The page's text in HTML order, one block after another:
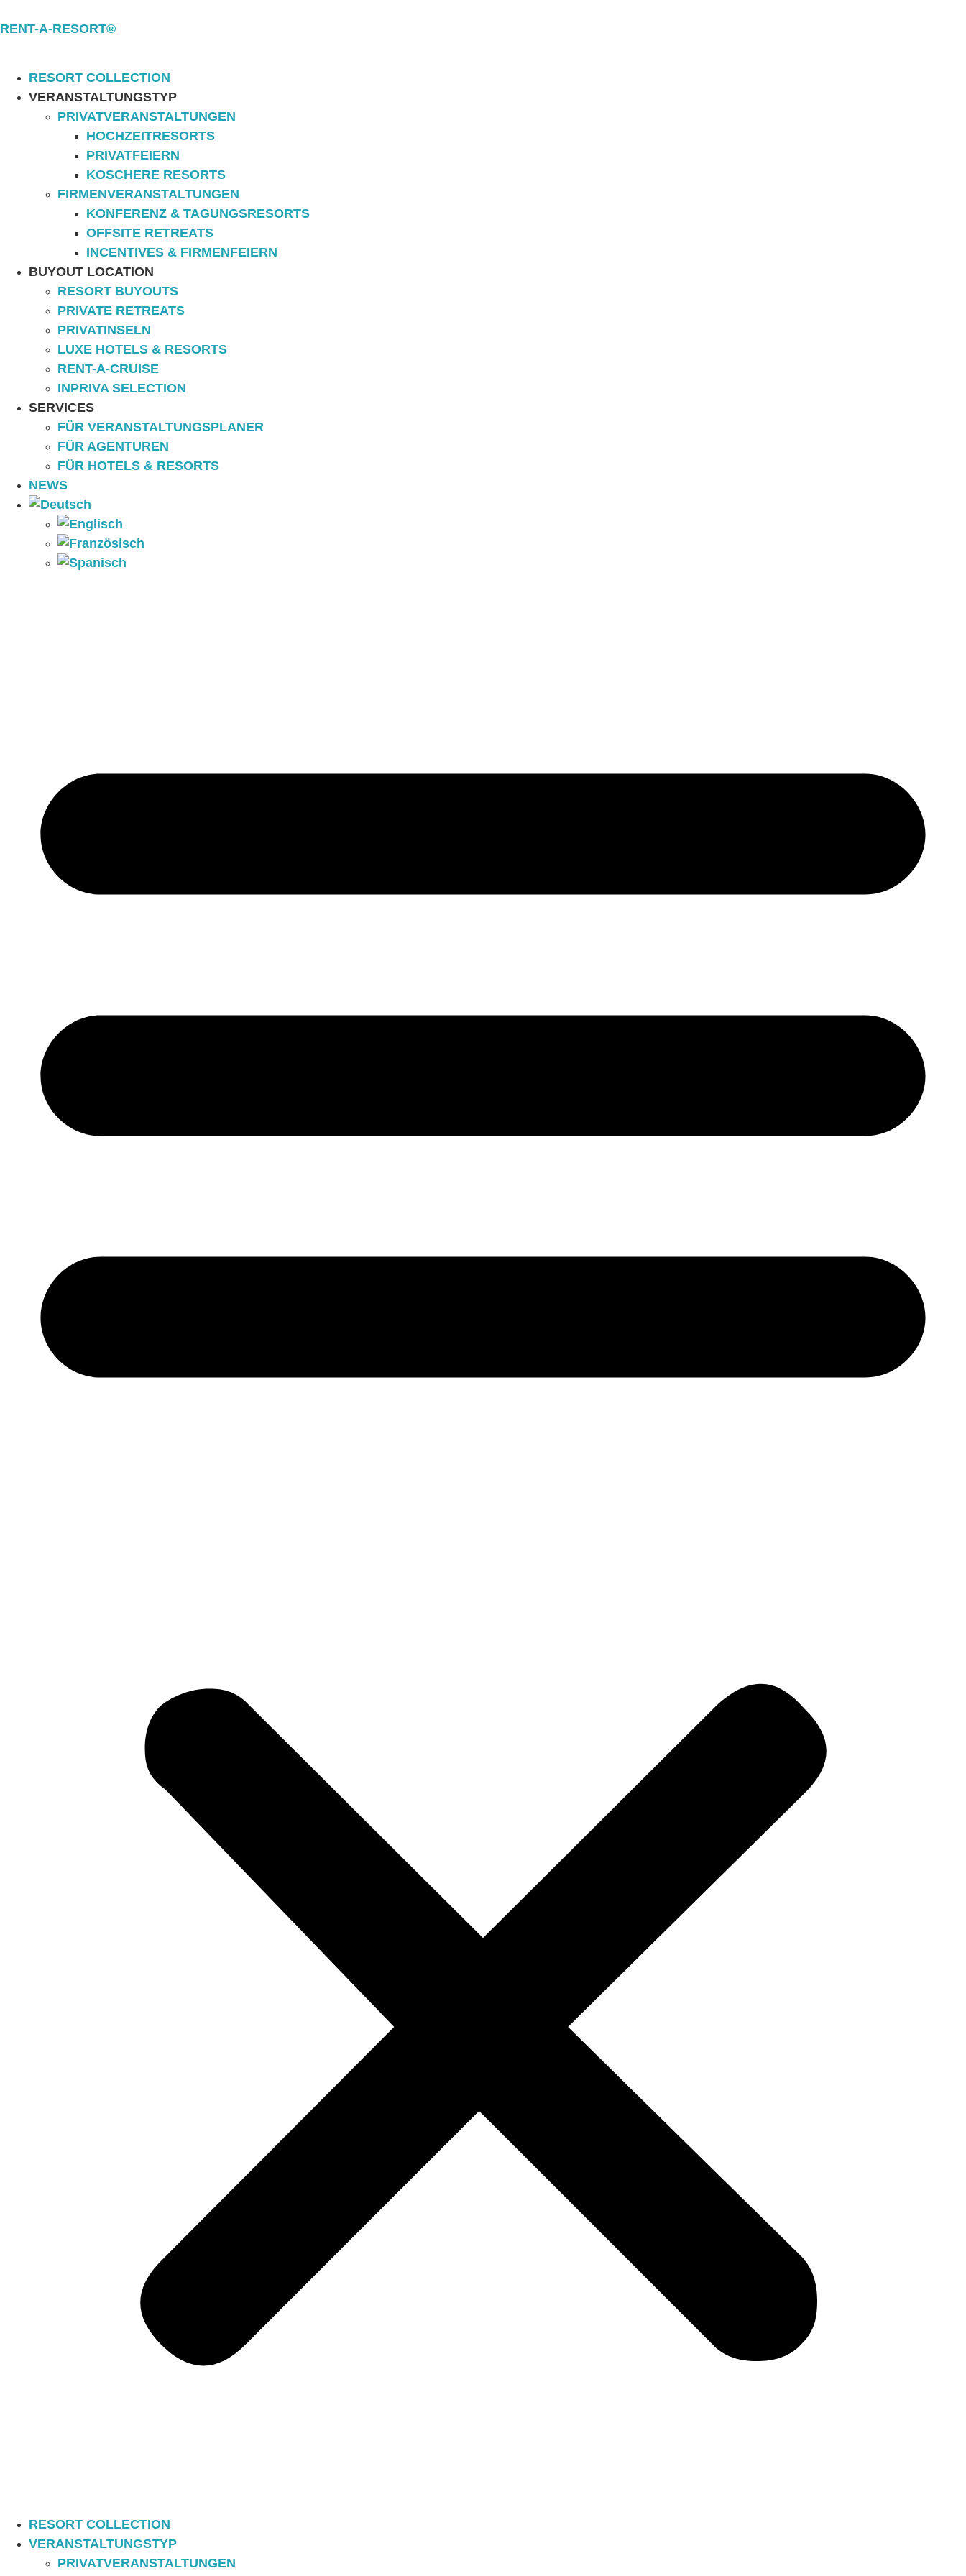
RENT-A-RESORT®
RESORT COLLECTION
VERANSTALTUNGSTYP
PRIVATVERANSTALTUNGEN
HOCHZEITRESORTS
PRIVATFEIERN
KOSCHERE RESORTS
FIRMENVERANSTALTUNGEN
KONFERENZ & TAGUNGSRESORTS
OFFSITE RETREATS
INCENTIVES & FIRMENFEIERN
BUYOUT LOCATION
RESORT BUYOUTS
PRIVATE RETREATS
PRIVATINSELN
LUXE HOTELS & RESORTS
RENT-A-CRUISE
INPRIVA SELECTION
SERVICES
FÜR VERANSTALTUNGSPLANER
FÜR AGENTUREN
FÜR HOTELS & RESORTS
NEWS
RESORT COLLECTION
VERANSTALTUNGSTYP
PRIVATVERANSTALTUNGEN